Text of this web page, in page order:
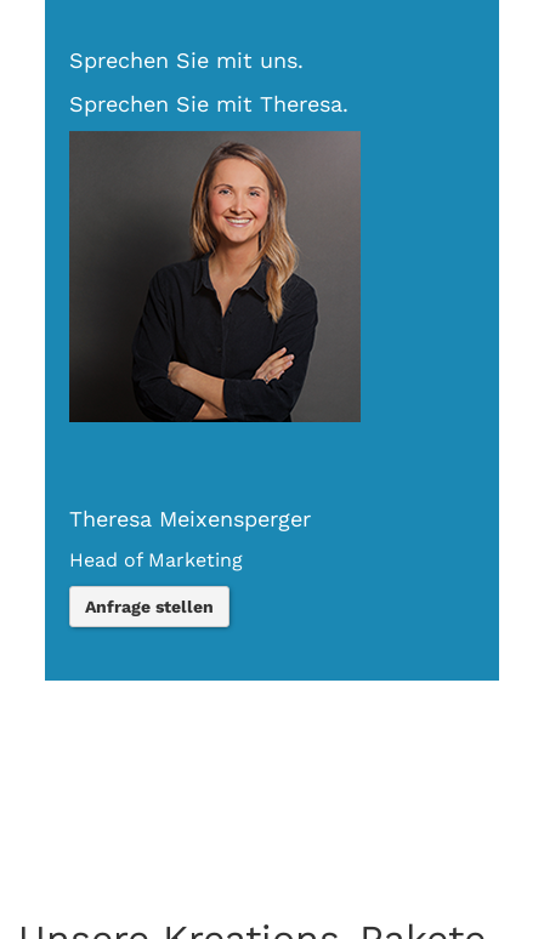
Sprechen Sie mit uns.
Sprechen Sie mit Theresa.
Theresa Meixensperger
Head of Marketing
Anfrage stellen